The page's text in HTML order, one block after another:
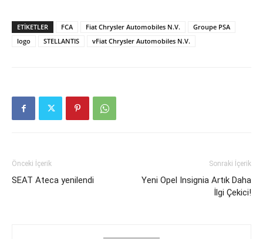
ETIKETLER FCA Fiat Chrysler Automobiles N.V.
Groupe PSA
logo
STELLANTIS vFiat Chrysler Automobiles N.V.
Önceki İçerik
SEAT Ateca yenilendi
Sonraki İçerik
Yeni Opel Insignia Artık Daha
İlgi Çekici!